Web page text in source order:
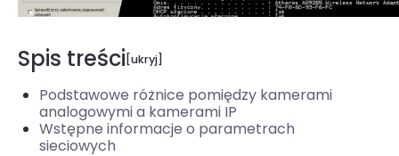
Spis treści
Podstawowe różnice pomiędzy kamerami
analogowymi a kamerami IP
Wstępne informacje o parametrach
sieciowych